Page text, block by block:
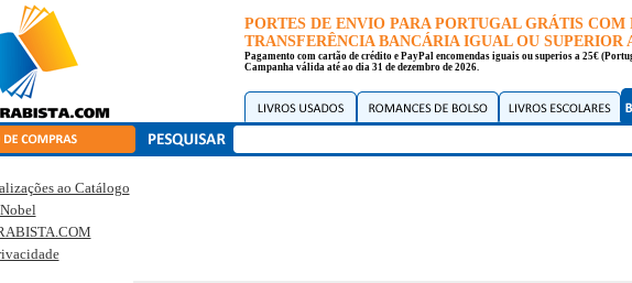
PORTES DE ENVIO PARA PORTUGAL GRÁTIS COM
TRANSFERÊNCIA BANCÁRIA IGUAL OU SUPERIOR
Pagamento com cartão de crédito e PayPal encomendas iguais ou superios a 25€
Campanha válida até ao dia 31 de dezembro de 2026.
ao Catálogo